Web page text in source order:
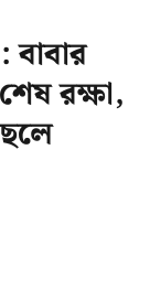
রক্ষা,